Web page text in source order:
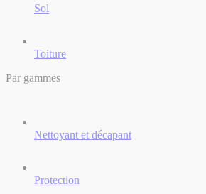
Sol
Toiture
Par gammes
Nettoyant et décapant
Protection